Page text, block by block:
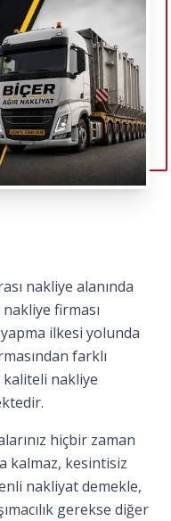
nakliye alanında
firması
ilkesi yolunda
farklı
nakliye
hiçbir zaman
kalmaz, kesintisiz
nakliyat demekle,
gerekse diğer